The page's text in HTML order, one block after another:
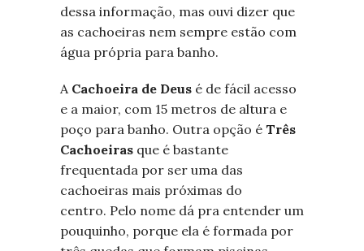
dessa informação, mas ouvi dizer que
as cachoeiras nem sempre estão com
água própria para banho.
A Cachoeira de Deus é de fácil acesso
e a maior, com 15 metros de altura e
poço para banho. Outra opção é Três
Cachoeiras que é bastante
frequentada por ser uma das
cachoeiras mais próximas do
centro. Pelo nome dá pra entender um
pouquinho, porque ela é formada por